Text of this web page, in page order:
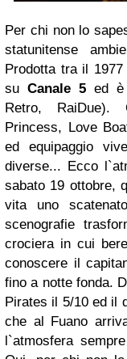
Per chi non lo
statunitense
Prodotta tra il
su Canale 5 ed è
Retro, RaiDue).
Princess, Love
ed equipaggio
diverse... Ecco
sabato 19 ottobre,
vita uno
scenografie
crociera in cui
conoscere il
fino a notte fonda.
Pirates il 5/10 ed il
che al Fuano
l`atmosfera